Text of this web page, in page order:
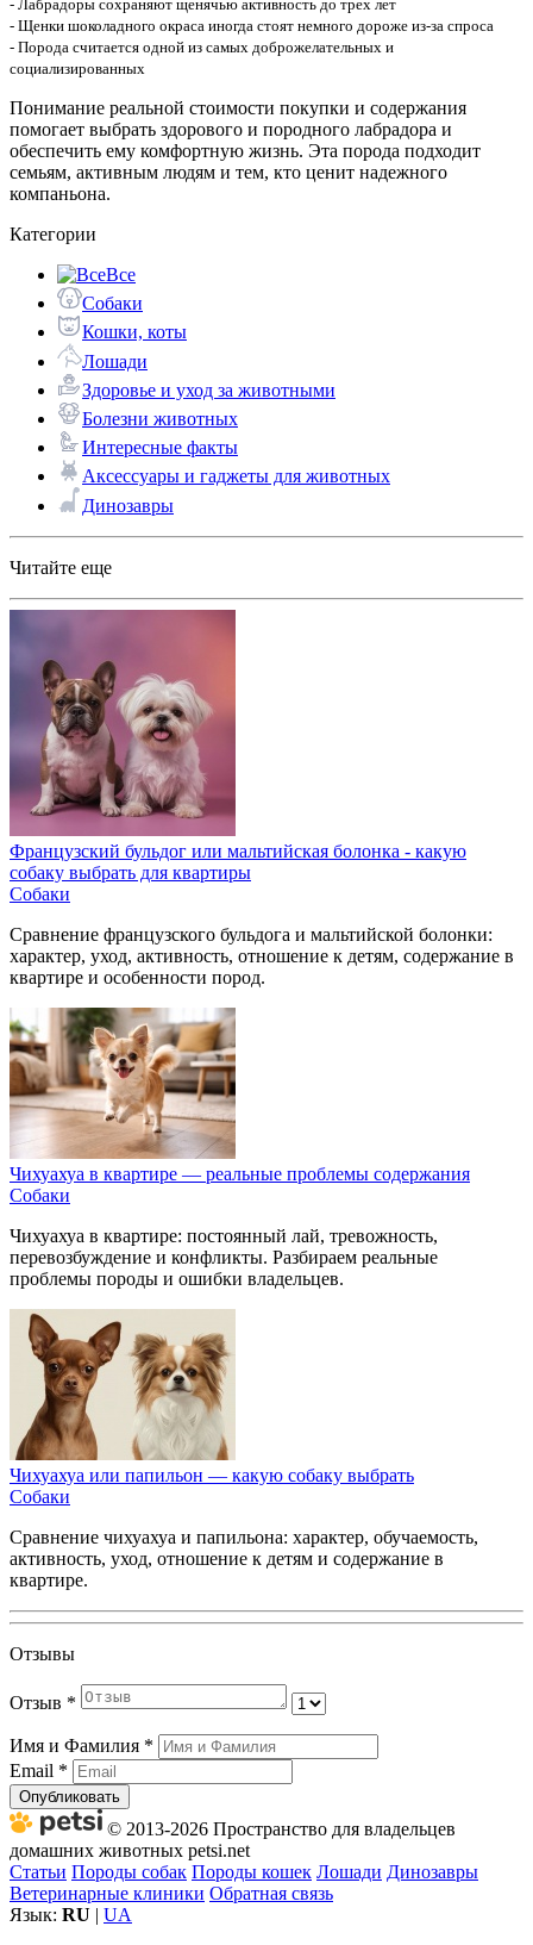
- Лабрадоры сохраняют щенячью активность до трех лет
- Щенки шоколадного окраса иногда стоят немного дороже из-за спроса
- Порода считается одной из самых доброжелательных и
социализированных
Понимание реальной стоимости покупки и содержания
помогает выбрать здорового и породного лабрадора и
обеспечить ему комфортную жизнь. Эта порода подходит
семьям, активным людям и тем, кто ценит надежного
компаньона.
Категории
Все
Собаки
Кошки, коты
Лошади
Здоровье и уход за животными
Болезни животных
Интересные факты
Аксессуары и гаджеты для животных
Динозавры
Читайте еще
Французский бульдог или мальтийская болонка - какую
собаку выбрать для квартиры
Собаки
Сравнение французского бульдога и мальтийской болонки:
характер, уход, активность, отношение к детям, содержание в
квартире и особенности пород.
Чихуахуа в квартире — реальные проблемы содержания
Собаки
Чихуахуа в квартире: постоянный лай, тревожность,
перевозбуждение и конфликты. Разбираем реальные
проблемы породы и ошибки владельцев.
Чихуахуа или папильон — какую собаку выбрать
Собаки
Сравнение чихуахуа и папильона: характер, обучаемость,
активность, уход, отношение к детям и содержание в
квартире.
Отзывы
Отзыв *
Имя и Фамилия *
Email *
Опубликовать
© 2013-2026 Пространство для владельцев
домашних животных petsi.net
Статьи Породы собак Породы кошек Лошади Динозавры
Ветеринарные клиники Обратная связь
Язык: RU UA